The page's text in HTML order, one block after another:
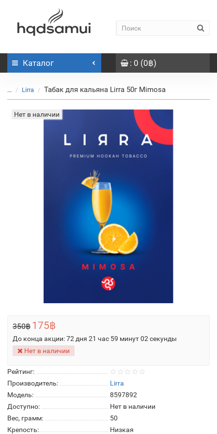
Каталог : 0 (0฿)
... Lirra Табак для кальяна Lirra 50г Mimosa
Нет в наличии
Рейтинг:
Производитель:
Lirra
Модель:
8597892
Доступно:
Нет в наличии
Вес, грамм:
50
Крепость:
Низкая
350฿ 175฿
До конца акции:72 дня 21 час 59 минут 02 секунды
Нет в наличии